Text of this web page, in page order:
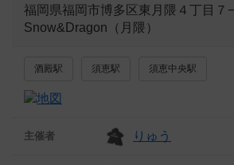
福岡県福岡市博多区東月隈４丁目７
Snow&Dragon（月隈）
酒殿駅 須恵駅 須恵中央駅
主催者 りゅう